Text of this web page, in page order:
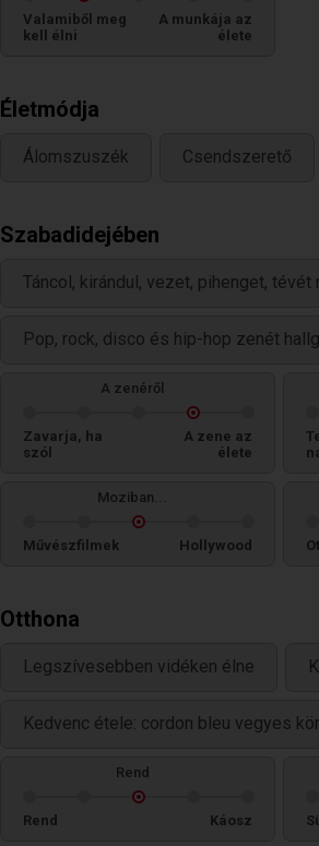
Valamiből meg
kell élni
A munkája az
élete
Életmódja
Álomszuszék Csendszerető
Szabadidejében
Táncol, kirándul, vezet, pihenget,
Pop, rock, disco és hip-hop zenét
A zenéről
Zavarja, ha
szól
A zene az
élete
Moziban...
Művészfilmek Hollywood
Otthona
Legszívesebben vidéken élne
Kedvenc étele: cordon bleu vegyes
Rend
Rend Káosz